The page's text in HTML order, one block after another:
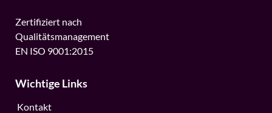
Zertifiziert nach
Qualitätsmanagement
EN ISO 9001:2015
Wichtige Links
Kontakt